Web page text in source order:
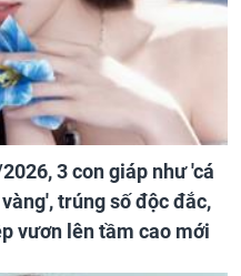
3 con giáp như 'cá
trúng số độc đắc,
vươn lên tầm cao mới